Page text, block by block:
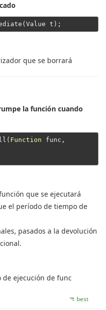
que se borrará
la función cuando
Function func,
que se ejecutará
el período de tiempo de
pasados ​​a la devolución
de ejecución de func